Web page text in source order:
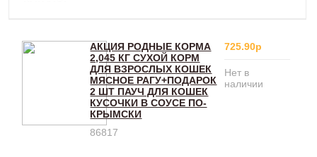
АКЦИЯ РОДНЫЕ КОРМА
2,045 КГ СУХОЙ КОРМ
ДЛЯ ВЗРОСЛЫХ КОШЕК
МЯСНОЕ РАГУ+ПОДАРОК
2 ШТ ПАУЧ ДЛЯ КОШЕК
КУСОЧКИ В СОУСЕ ПО-
КРЫМСКИ
86817
725.90р
Нет в
наличии